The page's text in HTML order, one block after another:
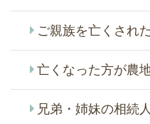
ご親族を亡くされ
亡くなった方が農
兄弟・姉妹の相続